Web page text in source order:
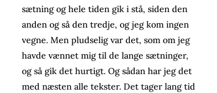
sætning og hele tiden gik i stå, siden den
anden og så den tredje, og jeg kom ingen
vegne. Men pludselig var det, som om jeg
havde vænnet mig til de lange sætninger,
og så gik det hurtigt. Og sådan har jeg det
med næsten alle tekster. Det tager lang tid